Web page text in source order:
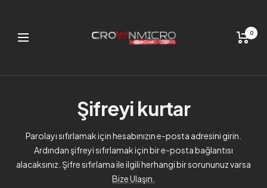
Navigation
0
Şifreyi kurtar
Parolayı sıfırlamak için hesabınızın e-posta adresini girin.
Ardından şifreyi sıfırlamak için bir e-posta bağlantısı
alacaksınız. Şifre sıfırlama ile ilgili herhangi bir sorununuz varsa
Bize Ulaşın.